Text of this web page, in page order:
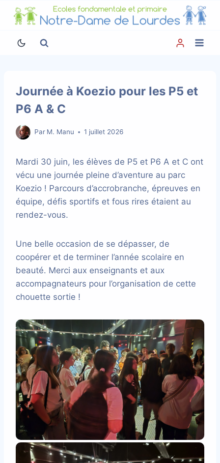
Aller
Journée à Koezio pour les P5 et
P6 A & C
Par M. Manu 1 juillet 2026
Mardi 30 juin, les élèves de P5 et P6 A et C ont
vécu une journée pleine d’aventure au parc
Koezio ! Parcours d’accrobranche, épreuves en
équipe, défis sportifs et fous rires étaient au
rendez-vous.
Une belle occasion de se dépasser, de
coopérer et de terminer l’année scolaire en
beauté. Merci aux enseignants et aux
accompagnateurs pour l’organisation de cette
chouette sortie !